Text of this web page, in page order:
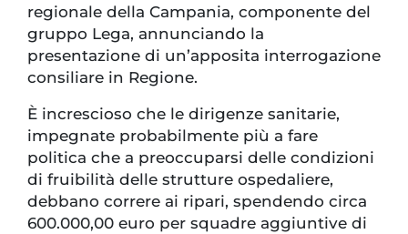
regionale della Campania, componente del
gruppo Lega, annunciando la
presentazione di un’apposita interrogazione
consiliare in Regione.
È increscioso che le dirigenze sanitarie,
impegnate probabilmente più a fare
politica che a preoccuparsi delle condizioni
di fruibilità delle strutture ospedaliere,
debbano correre ai ripari, spendendo circa
600.000,00 euro per squadre aggiuntive di